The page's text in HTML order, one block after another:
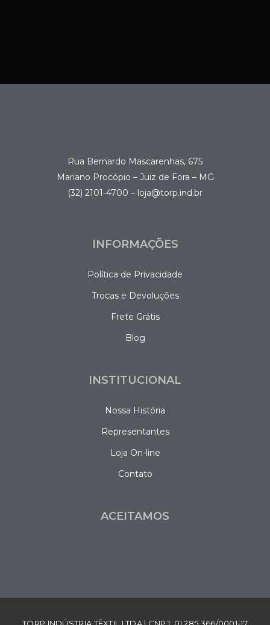
Rua Bernardo Mascarenhas, 675
Mariano Procópio – Juiz de Fora – MG
(32) 2101-4700 – loja@torp.ind.br
INFORMAÇÕES
Política de Privacidade
Trocas e Devoluções
Frete Grátis
Blog
INSTITUCIONAL
Nossa História
Representantes
Loja On-line
Contato
ACEITAMOS
TORP INDÚSTRIA TÊXTIL LTDA | CNPJ: 01.285.366/0001-17